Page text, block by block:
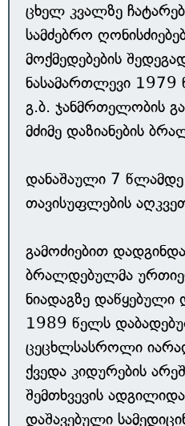
ცხელ კვალზე
სამძებრო
მოქმედებების
ნასამართლევი 1979
გ.ბ. ჯანმრთელობის
მძიმე დაზიანების
დანაშაული 7
თავისუფლების
გამოძიებით
ბრალდებულმა
ნიადაგზე დაწყებული
1989 წელს
ცეცხლსასროლი
ქვედა კიდურების
შემთხვევის
დაშავებული